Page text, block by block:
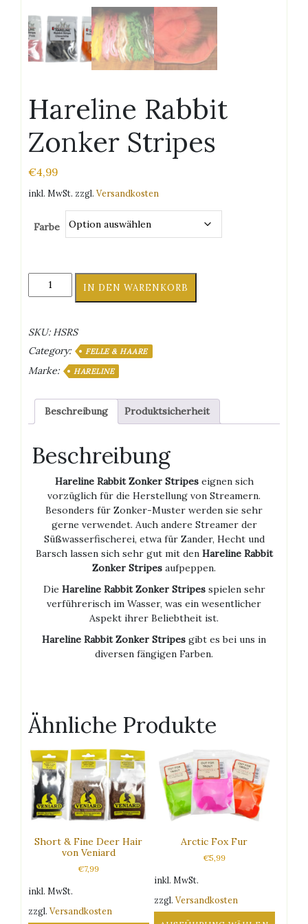
Hareline Rabbit
Zonker Stripes
€4,99
inkl. MwSt. zzgl. Versandkosten
Farbe
Hareline
Rabbit
Menge
IN DEN WARENKORB
SKU: HSRS
Category:
FELLE & HAARE
Marke: HARELINE
Beschreibung Produktsicherheit
Beschreibung
Hareline Rabbit Zonker Stripeseignen sich
vorzüglich für die Herstellung von Streamern.
Besonders für Zonker-Muster werden sie sehr
gerne verwendet. Auch andere Streamer der
Süßwasserfischerei, etwa für Zander, Hecht und
Barsch lassen sich sehr gut mit den Hareline Rabbit
Zonker Stripes aufpeppen.
Die Hareline Rabbit Zonker Stripesspielen sehr
verführerisch im Wasser, was ein wesentlicher
Aspekt ihrer Beliebtheit ist.
Hareline Rabbit Zonker Stripes gibt es bei uns in
diversen fängigen Farben.
Ähnliche Produkte
Short & Fine Deer Hair
von Veniard
€7,99
inkl. MwSt.
zzgl. Versandkosten
Arctic Fox Fur
€5,99
inkl. MwSt.
zzgl.Versandkosten